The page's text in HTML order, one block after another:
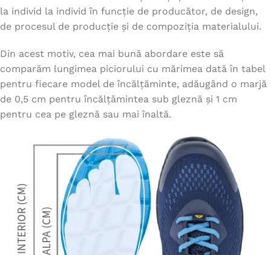
la individ la individ în funcție de producător, de design,
de procesul de producție și de compoziția materialului.
Din acest motiv, cea mai bună abordare este să
comparăm lungimea piciorului cu mărimea dată în tabel
pentru fiecare model de încălțăminte, adăugând o marjă
de 0,5 cm pentru încălțămintea sub gleznă și 1 cm
pentru cea pe gleznă sau mai înaltă.